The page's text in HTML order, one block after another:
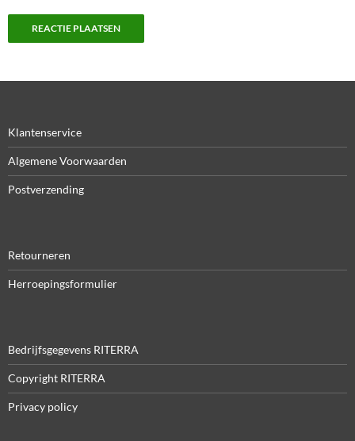
Klantenservice
Algemene Voorwaarden
Postverzending
Retourneren
Herroepingsformulier
Bedrijfsgegevens RITERRA
Copyright RITERRA
Privacy policy